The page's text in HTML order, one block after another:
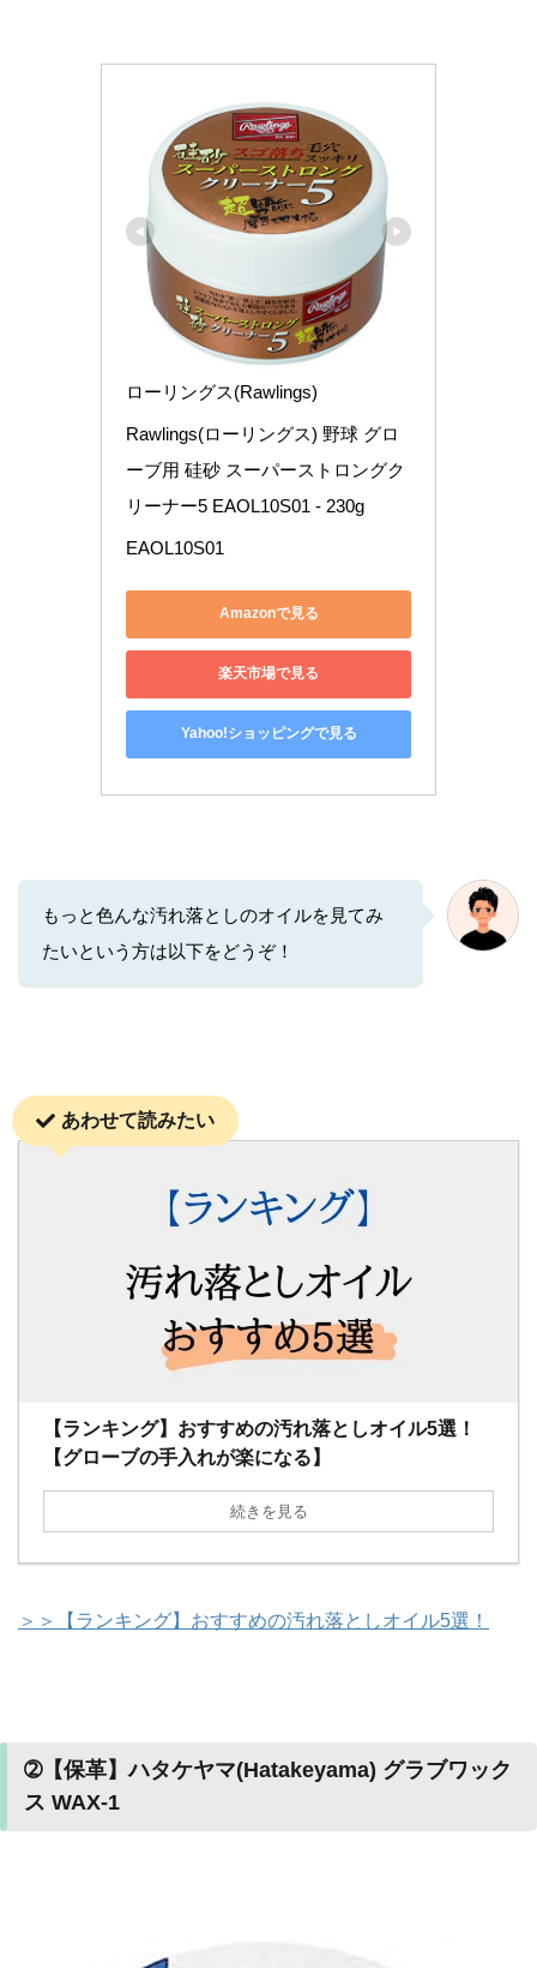
ローリングス(Rawlings)
Rawlings(ローリングス) 野球 グロ
ーブ用 硅砂 スーパーストロングク
リーナー5 EAOL10S01 - 230g
EAOL10S01
Amazonで見る
楽天市場で見る
Yahoo!ショッピングで見る
もっと色んな汚れ落としのオイルを見てみ
たいという方は以下をどうぞ！
あわせて読みたい
【ランキング】おすすめの汚れ落としオイル5選！
【グローブの手入れが楽になる】
続きを見る
＞＞【ランキング】おすすめの汚れ落としオイル5選！
➁【保革】ハタケヤマ(Hatakeyama) グラブワック
ス WAX-1